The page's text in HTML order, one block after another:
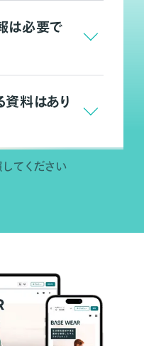
は必要で
資料はあり
てください